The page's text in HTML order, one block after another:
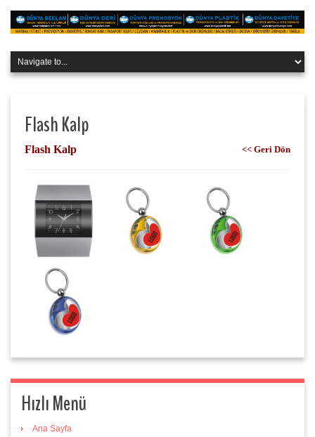
Flash Kalp
Flash Kalp << Geri Dön
Hızlı Menü
Ana Sayfa